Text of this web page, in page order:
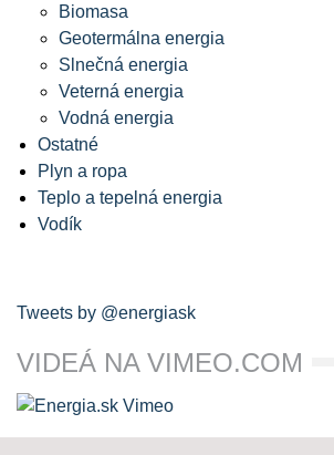
Biomasa
Geotermálna energia
Slnečná energia
Veterná energia
Vodná energia
Ostatné
Plyn a ropa
Teplo a tepelná energia
Vodík
Tweets by @energiask
VIDEÁ NA VIMEO.COM